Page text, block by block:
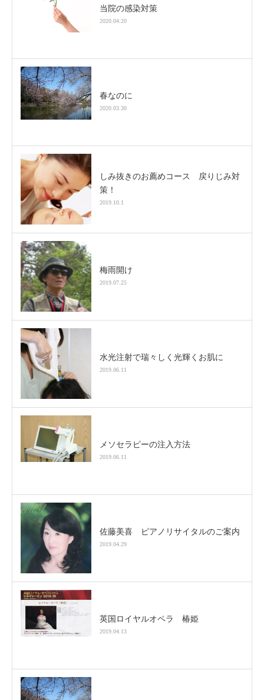
当院の感染対策
2020.04.20
春なのに
2020.03.30
しみ抜きのお薦めコース 戻りじみ対
策！
2019.10.1
梅雨開け
2019.07.25
水光注射で瑞々しく光輝くお肌に
2019.06.11
メソセラピーの注入方法
2019.06.11
佐藤美喜 ピアノリサイタルのご案内
2019.04.29
英国ロイヤルオペラ 椿姫
2019.04.13